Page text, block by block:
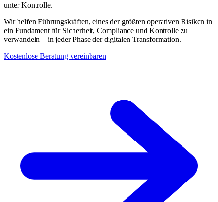
unter Kontrolle.
Wir helfen Führungskräften, eines der größten operativen Risiken in
ein Fundament für Sicherheit, Compliance und Kontrolle zu
verwandeln – in jeder Phase der digitalen Transformation.
Kostenlose Beratung vereinbaren